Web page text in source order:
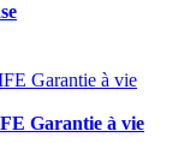
Garantie à vie